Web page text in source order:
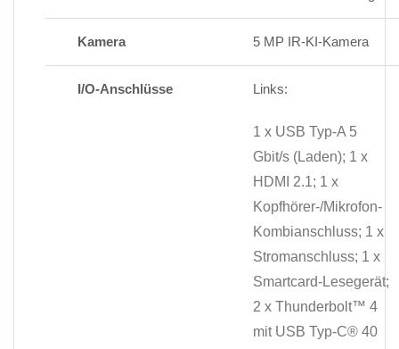
Kamera 5 MP IR-KI-Kamera
I/O-Anschlüsse Links:
1 x USB Typ-A 5
Gbit/s (Laden); 1 x
HDMI 2.1; 1 x
Kopfhörer-/Mikrofon-
Kombianschluss; 1 x
Stromanschluss; 1 x
Smartcard-Lesegerät;
2 x Thunderbolt™ 4
mit USB Typ-C® 40